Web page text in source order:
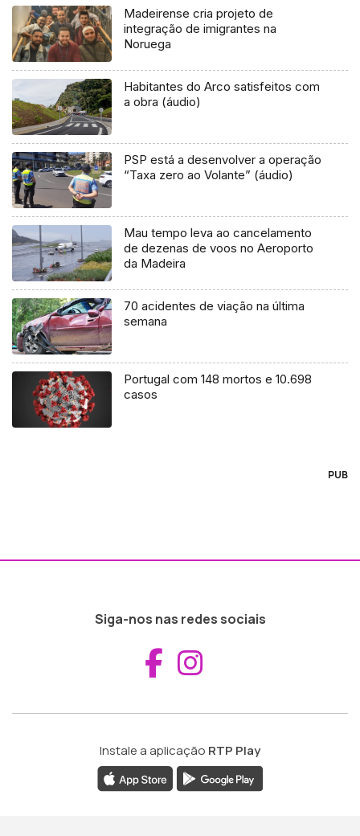
Madeirense cria projeto de
integração de imigrantes na
Noruega
Habitantes do Arco satisfeitos com
a obra (áudio)
PSP está a desenvolver a operação
“Taxa zero ao Volante” (áudio)
Mau tempo leva ao cancelamento
de dezenas de voos no Aeroporto
da Madeira
70 acidentes de viação na última
semana
Portugal com 148 mortos e 10.698
casos
PUB
Siga-nos nas redes sociais
Aceder ao
Instale a aplicação RTP Play